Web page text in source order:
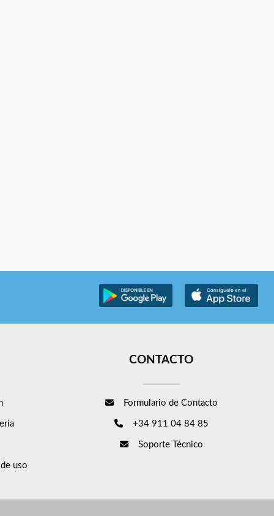
uso
CONTACTO
Formulario de Contacto
+34 911 04 84 85
Soporte Técnico